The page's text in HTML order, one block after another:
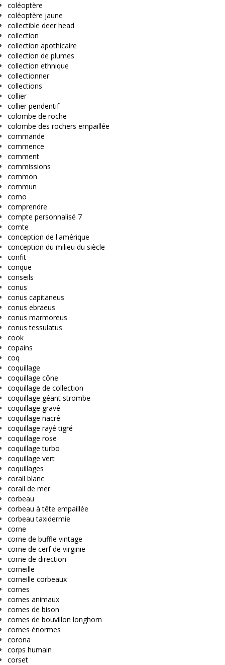
coléoptère
coléoptère jaune
collectible deer head
collection
collection apothicaire
collection de plumes
collection ethnique
collectionner
collections
collier
collier pendentif
colombe de roche
colombe des rochers empaillée
commande
commence
comment
commissions
common
commun
como
comprendre
compte personnalisé 7
comte
conception de l'amérique
conception du milieu du siècle
confit
conque
conseils
conus
conus capitaneus
conus ebraeus
conus marmoreus
conus tessulatus
cook
copains
coq
coquillage
coquillage cône
coquillage de collection
coquillage géant strombe
coquillage gravé
coquillage nacré
coquillage rayé tigré
coquillage rose
coquillage turbo
coquillage vert
coquillages
corail blanc
corail de mer
corbeau
corbeau à tête empaillée
corbeau taxidermie
corne
corne de buffle vintage
corne de cerf de virginie
corne de direction
corneille
corneille corbeaux
cornes
cornes animaux
cornes de bison
cornes de bouvillon longhorn
cornes énormes
corona
corps humain
corset